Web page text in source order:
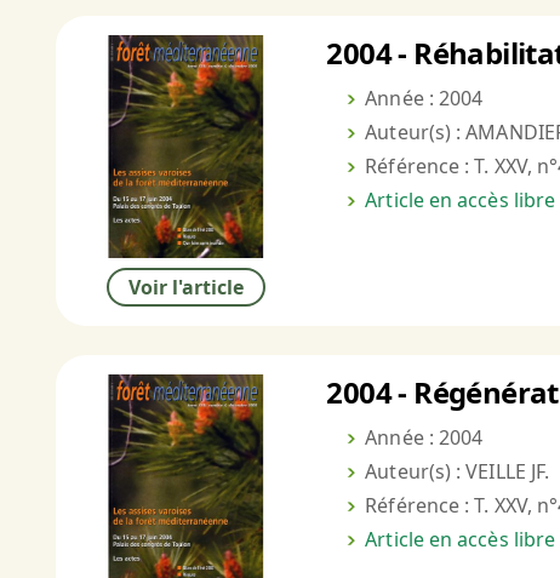
Voir l'article
2004 -
Année : 2004
Auteur(s) :
Référence : T. XXV,
Article en accès
2004 -
Année : 2004
Auteur(s) : VEILLE JF.
Référence : T. XXV,
Article en accès